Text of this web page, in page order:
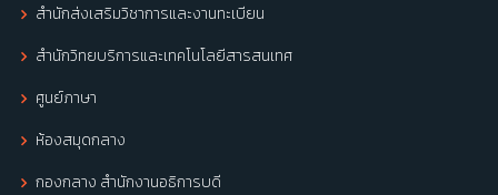
สำนักส่งเสริมวิชาการและงานทะเบียน
สำนักวิทยบริการและเทคโนโลยีสารสนเทศ
ศูนย์ภาษา
ห้องสมุดกลาง
กองกลาง สำนักงานอธิการบดี